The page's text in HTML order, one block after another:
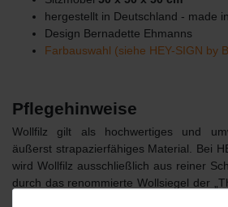
hergestellt in Deutschland - made
Design Bernadette Ehmanns
Farbauswahl (siehe HEY-SIGN by
Pflegehinweise
Wollfilz gilt als hochwertiges und
äußerst strapazierfähiges Material. Bei
wird Wollfilz ausschließlich aus reiner
durch das renommierte Wollsiegel der